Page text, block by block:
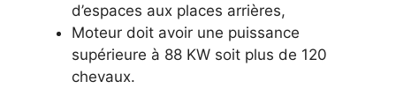
d’espaces aux places arrières,
Moteur doit avoir une puissance
supérieure à 88 KW soit plus de 120
chevaux.